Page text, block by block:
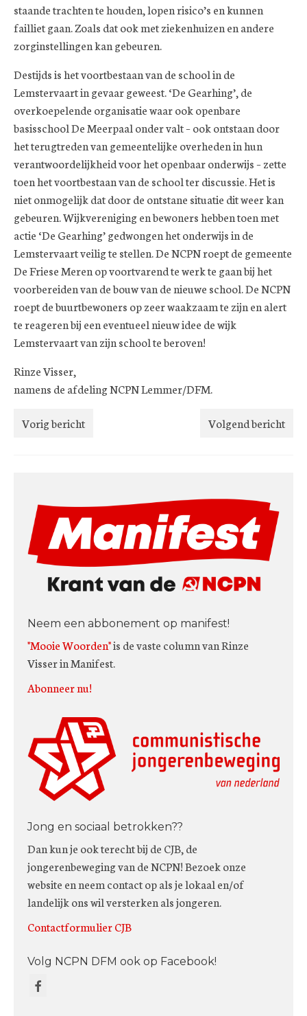
staande trachten te houden, lopen risico’s en kunnen
failliet gaan. Zoals dat ook met ziekenhuizen en andere
zorginstellingen kan gebeuren.
Destijds is het voortbestaan van de school in de
Lemstervaart in gevaar geweest. ‘De Gearhing’, de
overkoepelende organisatie waar ook openbare
basisschool De Meerpaal onder valt – ook ontstaan door
het terugtreden van gemeentelijke overheden in hun
verantwoordelijkheid voor het openbaar onderwijs – zette
toen het voortbestaan van de school ter discussie. Het is
niet onmogelijk dat door de ontstane situatie dit weer kan
gebeuren. Wijkvereniging en bewoners hebben toen met
actie ‘De Gearhing’ gedwongen het onderwijs in de
Lemstervaart veilig te stellen. De NCPN roept de gemeente
De Friese Meren op voortvarend te werk te gaan bij het
voorbereiden van de bouw van de nieuwe school. De NCPN
roept de buurtbewoners op zeer waakzaam te zijn en alert
te reageren bij een eventueel nieuw idee de wijk
Lemstervaart van zijn school te beroven!
Rinze Visser,
namens de afdeling NCPN Lemmer/DFM.
Vorig bericht Volgend bericht
Neem een abbonement op manifest!
"Mooie Woorden"is de vaste column van Rinze
Visser in Manifest.
Abonneer nu!
Jong en sociaal betrokken??
Dan kun je ook terecht bij de CJB, de
jongerenbeweging van de NCPN! Bezoek onze
website en neem contact op als je lokaal en/of
landelijk ons wil versterken als jongeren.
Contactformulier CJB
Volg NCPN DFM ook op Facebook!